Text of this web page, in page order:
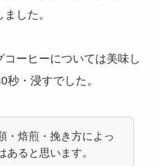
した。
コーヒーについては美味し
・浸すでした。
・焙煎・挽き方によっ
あると思います。